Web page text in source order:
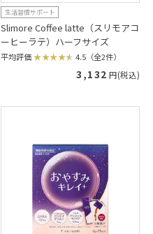
生活習慣サポート
Slimore Coffee latte（スリモアコ
ーヒーラテ）ハーフサイズ
平均評価 4.5（全2件）
3,132 円(税込)